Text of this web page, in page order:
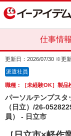
仕事情報
更新日：2026/07/30 ※更
派遣社員
職種：［未経験OK］製品
パーソルテンプス
（日立）/26-
員） - 日立市